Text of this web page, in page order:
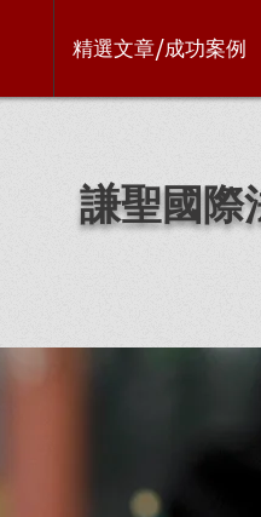
精選文章/成功案例
謙聖國際